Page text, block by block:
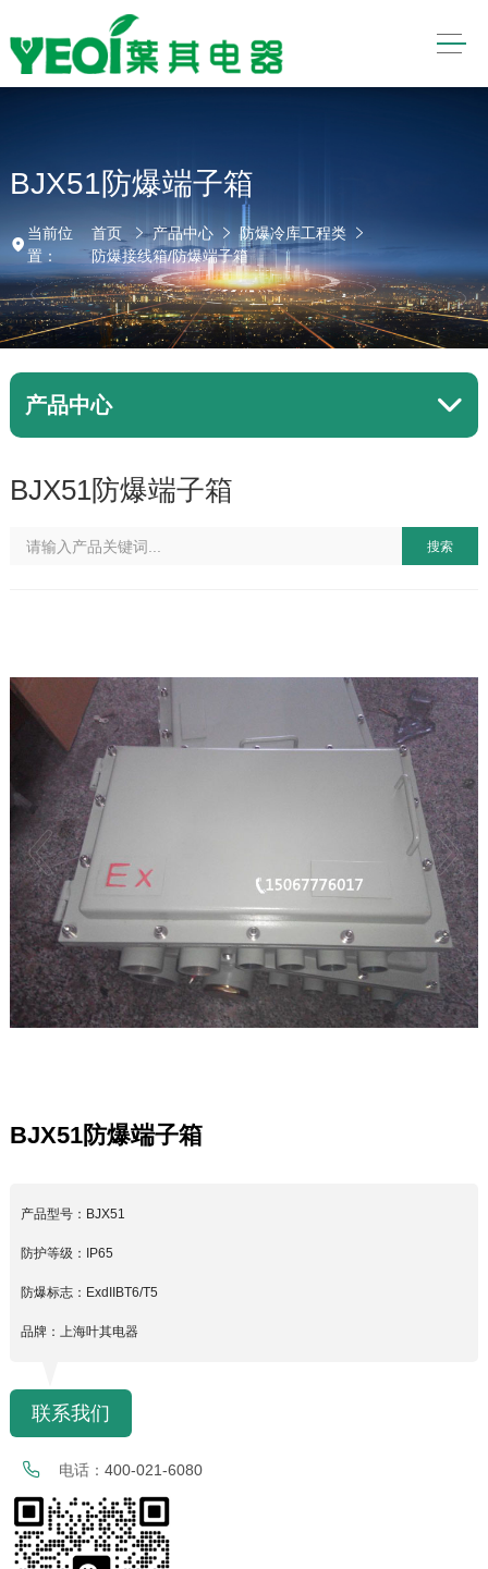
BJX51防爆端子箱
当前位
置：
首页 产品中心
防爆冷库工程类
防爆接线箱/防爆端子箱
产品中心
BJX51防爆端子箱
搜索
BJX51防爆端子箱
产品型号：BJX51
防护等级：IP65
防爆标志：ExdIIBT6/T5
品牌：上海叶其电器
联系我们
电话： 400-021-6080